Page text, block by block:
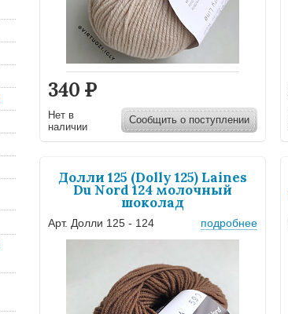
340 Р
Нет в
наличии
Сообщить о поступлении
Долли 125 (Dolly 125) Laines
Du Nord 124 молочный
шоколад
Арт. Долли 125 - 124 подробнее